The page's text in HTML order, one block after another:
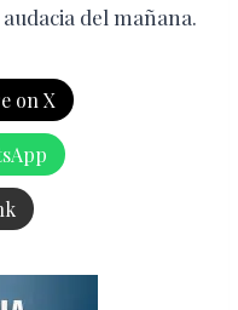
del mañana.
on X